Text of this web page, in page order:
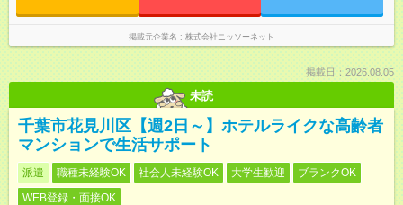
掲載元企業名 株式会社ニッソーネット
掲載日：2026.08.05
未読
千葉市花見川区【週2日～】ホテルライクな高齢者
マンションで生活サポート
派遣 職種未経験OK 社会人未経験OK 大学生歓迎
ブランクOK
WEB登録・面接OK